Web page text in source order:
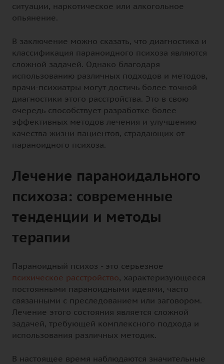
ситуации, наркотическое или алкогольное
опьянение.
В заключение можно сказать, что диагностика и
классификация параноидного психоза являются
сложной задачей. Однако благодаря
использованию различных подходов и методов,
врачи-психиатры могут достичь более точной
диагностики этого расстройства. Это в свою
очередь способствует разработке более
эффективных методов лечения и улучшению
качества жизни пациентов, страдающих от
параноидного психоза.
Лечение параноидального
психоза: современные
тенденции и методы
терапии
Параноидный психоз - это серьезное
психическое расстройство, характеризующееся
постоянными параноидными идеями, часто
связанными с преследованием или заговором.
Лечение этого состояния является сложной
задачей, требующей комплексного подхода и
использования различных методик.
В настоящее время наблюдаются значительные